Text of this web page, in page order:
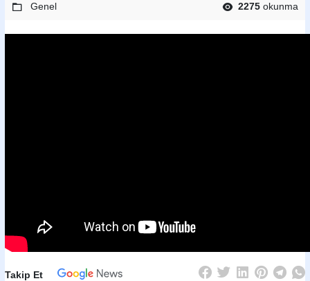
Genel 2275 okunma
Takip Et